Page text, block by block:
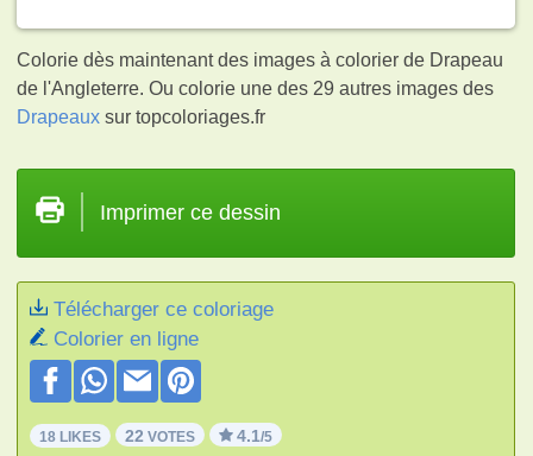
Colorie dès maintenant des images à colorier de Drapeau
de l'Angleterre. Ou colorie une des 29 autres images des
Drapeaux sur topcoloriages.fr
Imprimer ce dessin
Télécharger ce coloriage
Colorier en ligne
18 LIKES 22 VOTES 4.1/5